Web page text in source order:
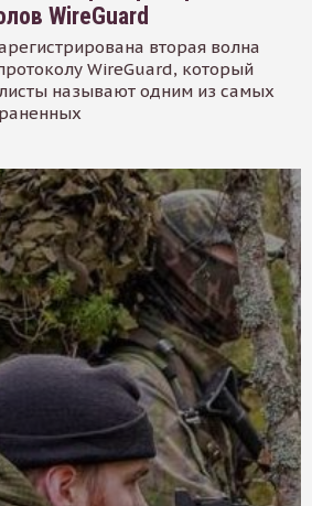
WireGuard
вторая волна
WireGuard, который
называют одним из самых